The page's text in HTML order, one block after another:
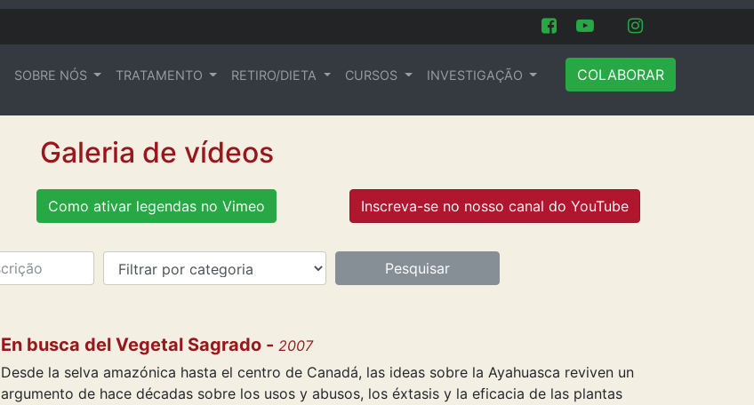
SOBRE NÓS TRATAMENTO RETIRO/DIETA CURSOS INVESTIGAÇÃO COLABORAR
Galeria de vídeos
Como ativar legendas no Vimeo Inscreva-se no nosso canal do YouTube
Pesquisar
En busca del Vegetal Sagrado - 2007
Desde la selva amazónica hasta el centro de Canadá, las ideas sobre la Ayahuasca reviven un
argumento de hace décadas sobre los usos y abusos, los éxtasis y la eficacia de las plantas